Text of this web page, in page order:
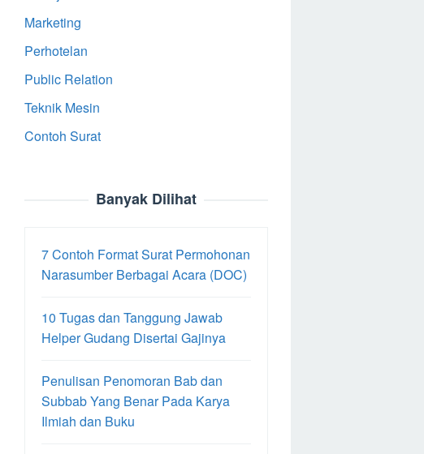
Marketing
Perhotelan
Public Relation
Teknik Mesin
Contoh Surat
Banyak Dilihat
7 Contoh Format Surat Permohonan
Narasumber Berbagai Acara (DOC)
10 Tugas dan Tanggung Jawab
Helper Gudang Disertai Gajinya
Penulisan Penomoran Bab dan
Subbab Yang Benar Pada Karya
Ilmiah dan Buku